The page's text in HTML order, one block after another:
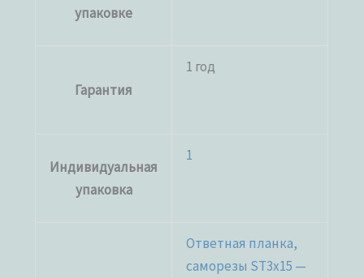
упаковке
Гарантия
1 год
Индивидуальная
упаковка
1
Ответная планка,
саморезы ST3x15 —